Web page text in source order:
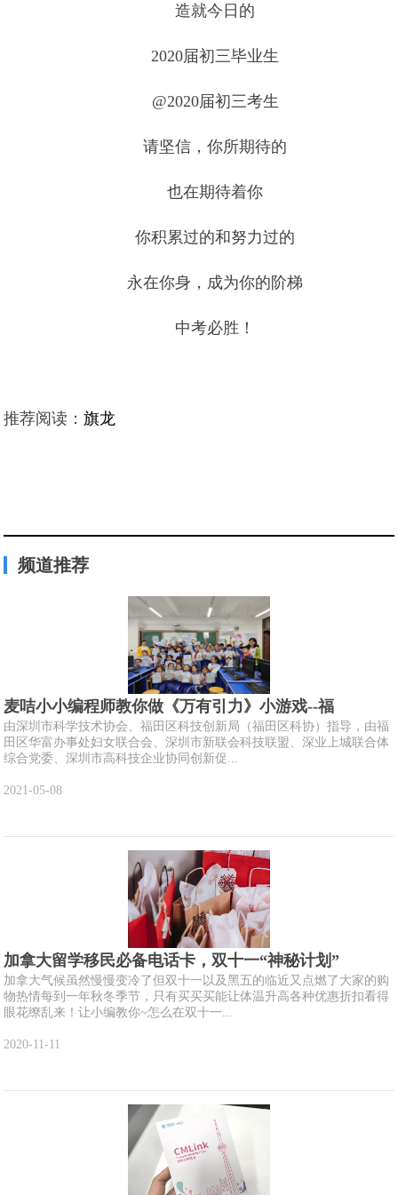
造就今日的
2020届初三毕业生
@2020届初三考生
请坚信，你所期待的
也在期待着你
你积累过的和努力过的
永在你身，成为你的阶梯
中考必胜！
推荐阅读：旗龙
频道推荐
麦咭小小编程师教你做《万有引力》小游戏--福
由深圳市科学技术协会、福田区科技创新局（福田区科协）指导，由福
田区华富办事处妇女联合会、深圳市新联会科技联盟、深业上城联合体
综合党委、深圳市高科技企业协同创新促...
2021-05-08
加拿大留学移民必备电话卡，双十一“神秘计划”
加拿大气候虽然慢慢变冷了但双十一以及黑五的临近又点燃了大家的购
物热情每到一年秋冬季节，只有买买买能让体温升高各种优惠折扣看得
眼花缭乱来！让小编教你~怎么在双十一...
2020-11-11